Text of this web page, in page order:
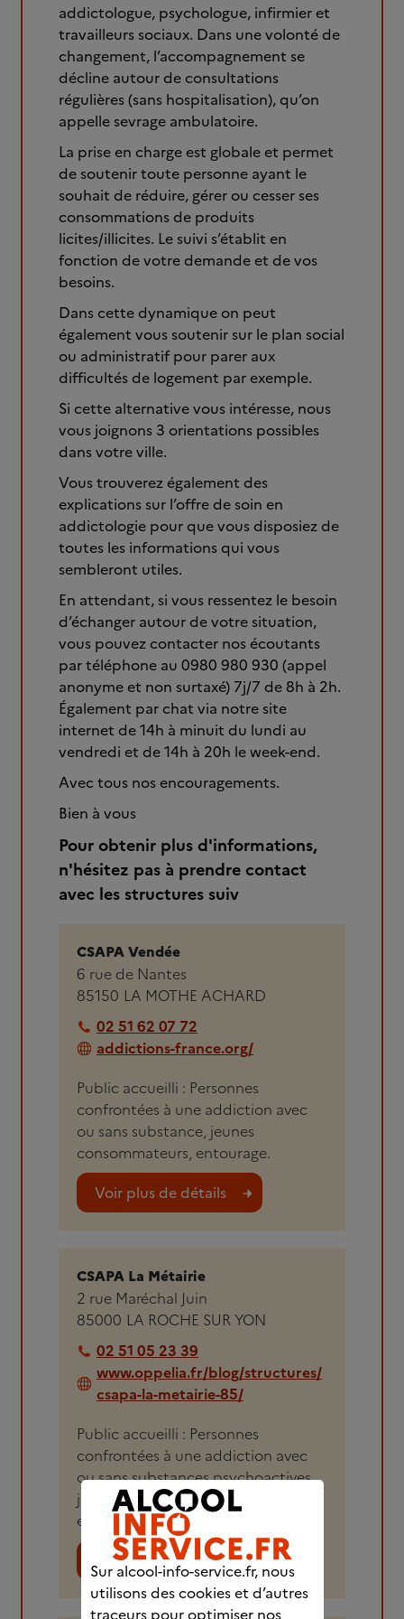
addictologue, psychologue, infirmier et
travailleurs sociaux. Dans une volonté de
changement, l’accompagnement se
décline autour de consultations
régulières (sans hospitalisation), qu’on
appelle sevrage ambulatoire.
La prise en charge est globale et permet
de soutenir toute personne ayant le
souhait de réduire, gérer ou cesser ses
consommations de produits
licites/illicites. Le suivi s’établit en
fonction de votre demande et de vos
besoins.
Dans cette dynamique on peut
également vous soutenir sur le plan social
ou administratif pour parer aux
difficultés de logement par exemple.
Si cette alternative vous intéresse, nous
vous joignons 3 orientations possibles
dans votre ville.
Vous trouverez également des
explications sur l’offre de soin en
addictologie pour que vous disposiez de
toutes les informations qui vous
sembleront utiles.
En attendant, si vous ressentez le besoin
d’échanger autour de votre situation,
vous pouvez contacter nos écoutants
par téléphone au 0980 980 930 (appel
anonyme et non surtaxé) 7j/7 de 8h à 2h.
Également par chat via notre site
internet de 14h à minuit du lundi au
vendredi et de 14h à 20h le week-end.
Avec tous nos encouragements.
Bien à vous
Pour obtenir plus d'informations,
n'hésitez pas à prendre contact
avec les structures suiv
CSAPA Vendée
6 rue de Nantes
85150 LA MOTHE ACHARD
02 51 62 07 72
addictions-france.org/
Public accueilli : Personnes
confrontées à une addiction avec
ou sans substance, jeunes
consommateurs, entourage.
Voir plus de détails
CSAPA La Métairie
2 rue Maréchal Juin
85000 LA ROCHE SUR YON
02 51 05 23 39
www.oppelia.fr/blog/structures/
csapa-la-metairie-85/
Public accueilli : Personnes
confrontées à une addiction avec
ou sans substances psychoactives,
jeunes consommateurs, entourage
et professionnels.
Voir plus de détails
Sur alcool-info-service.fr, nous
utilisons des cookies et d’autres
traceurs pour optimiser nos